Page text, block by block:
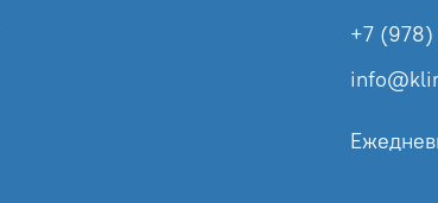
+7 (978)